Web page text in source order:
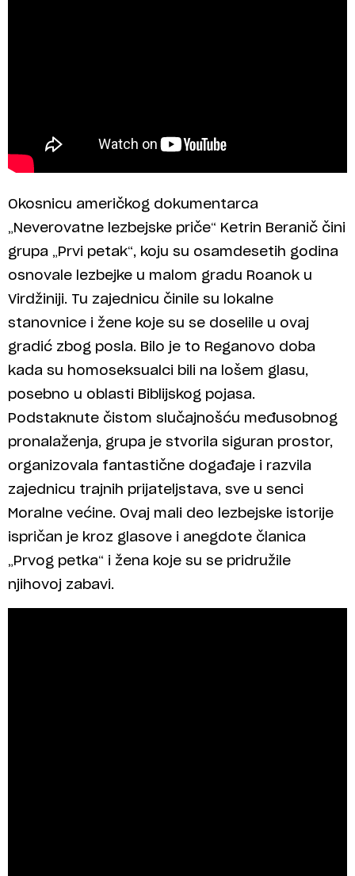
Okosnicu američkog dokumentarca
„Neverovatne lezbejske priče“ Ketrin Beranič čini
grupa „Prvi petak“, koju su osamdesetih godina
osnovale lezbejke u malom gradu Roanok u
Virdžiniji. Tu zajednicu činile su lokalne
stanovnice i žene koje su se doselile u ovaj
gradić zbog posla. Bilo je to Reganovo doba
kada su homoseksualci bili na lošem glasu,
posebno u oblasti Biblijskog pojasa.
Podstaknute čistom slučajnošću međusobnog
pronalaženja, grupa je stvorila siguran prostor,
organizovala fantastične događaje i razvila
zajednicu trajnih prijateljstava, sve u senci
Moralne većine. Ovaj mali deo lezbejske istorije
ispričan je kroz glasove i anegdote članica
„Prvog petka“ i žena koje su se pridružile
njihovoj zabavi.